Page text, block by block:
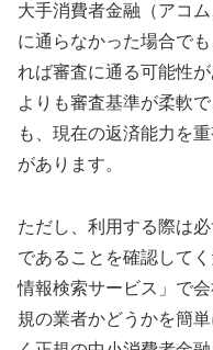
大手消費者金融（アコ
に通らなかった場合で
れば審査に通る可能性
よりも審査基準が柔軟
も、現在の返済能力を
があります。
ただし、利用する際は
であることを確認して
情報検索サービス」で
規の業者かどうかを簡